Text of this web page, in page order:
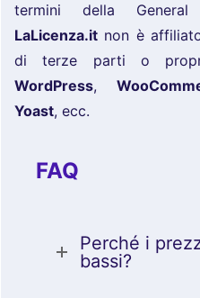
termini della
LaLicenza.it non è
di terze parti o
WordPress,
Yoast, ecc.
FAQ
Perché i
bassi?